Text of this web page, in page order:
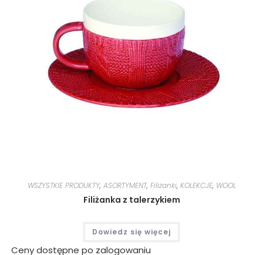
WSZYSTKIE PRODUKTY, ASORTYMENT, Filiżanki, KOLEKCJE, WOOL
Filiżanka z talerzykiem
Dowiedz się więcej
Ceny dostępne po zalogowaniu